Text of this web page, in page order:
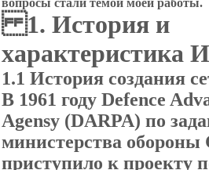
вопросы стали темой моей работы.
1. История и
характеристика
1.1 История создания
В 1961 году Defence
Agensy (DARPA) по
министерства
приступило к проекту